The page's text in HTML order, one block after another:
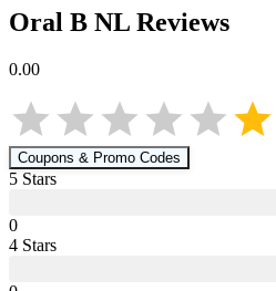
Oral B NL Reviews
0.00
Coupons & Promo Codes
5 Stars
0
4 Stars